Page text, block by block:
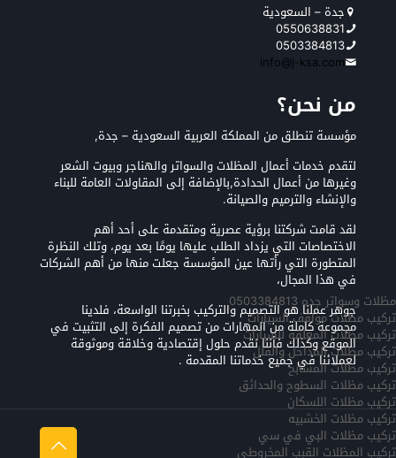
جدة – السعودية
0550638831
0503384813
info@j-ksa.com
من نحن؟
مؤسسة تنطلق من المملكة العربية السعودية – جدة,
لتقدم خدمات أعمال المظلات والسواتر والهناجر وبيوت الشعر
وغيرها من أعمال الحدادة,بالإضافة إلى المقاولات العامة للبناء
والإنشاء والترميم والصيانة.
لقد قامت شركتنا برؤية عصرية ومتقدمة على أحد أهم
الاختصاصات التي يزداد الطلب عليها يومًا بعد يوم، وتلك النظرة
المتطورة التي رأتها عين المؤسسة جعلت منها من أهم الشركات
في هذا المجال،
جوهر عملنا هو التصميم والتركيب بخبرتنا الواسعة، فلدينا
مجموعة كاملة من المهارات من تصميم الفكرة إلى التثبيت في
الموقع وكذلك فأننا نقدم حلول إقتصادية وخلاقة وموثوقة
لعملائنا في جميع خدماتنا المقدمة .
مظلات وسواتر جده 0503384813
تركيب مظلات مواقف السيارات
تركيب مظلات المعلقه للسيارات
تركيب مظلات المداخل والفلل
تركيب مظلات المسابح
تركيب مظلات السطوح والحدائق
تركيب مظلات اللسكان
تركيب مظلات الخشبيه
تركيب مظلات البي في سي
تركيب المظلات القبب المخروطي